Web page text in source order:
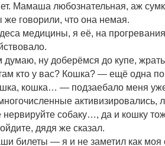
Мамаша любознательная, аж
говорили, что она немая.
медицины, я её, на
думаю, ну доберёмся до купе,
кто у вас? Кошка? — ещё одна
кошка… — подзаебало меня уже
активизировались,
собаку…, да и кошку
дядя же сказал.
билеты — я и не заметил как моя